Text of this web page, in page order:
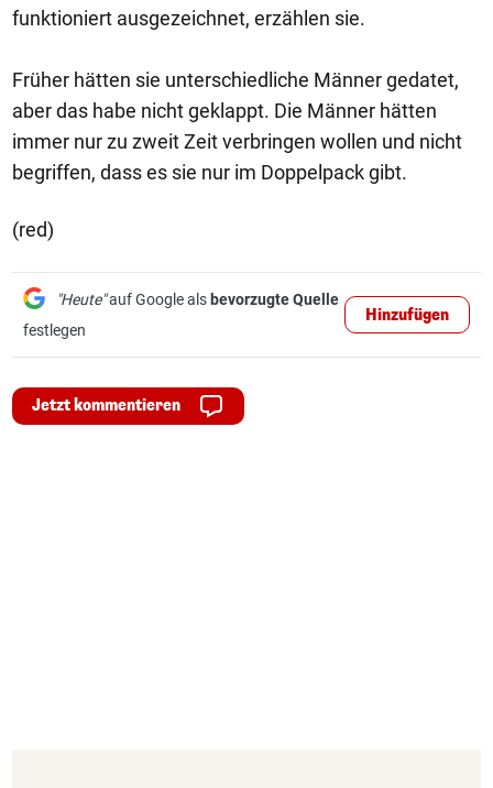
funktioniert ausgezeichnet, erzählen sie.
Früher hätten sie unterschiedliche Männer gedatet,
aber das habe nicht geklappt. Die Männer hätten
immer nur zu zweit Zeit verbringen wollen und nicht
begriffen, dass es sie nur im Doppelpack gibt.
(red)
"Heute"auf Google als bevorzugte Quelle
festlegen
Hinzufügen
Jetzt kommentieren